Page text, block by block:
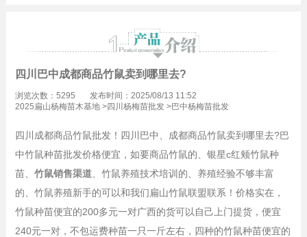
四川巴中成都商品竹鼠卖到哪里去?
浏览次数：5295
发布时间：2025/08/13 11:52
2025扁山杨梅苗木基地>四川杨梅苗批发>巴中杨梅苗批发
四川成都商品竹鼠批发！四川巴中、成都商品竹鼠卖到哪里去?巴
中竹鼠种苗批发价格便宜，如要商品竹鼠的、银星c红颊竹鼠种
苗、 竹鼠销售渠道、竹鼠养殖技术培训的、养殖经验不够丰富
的、竹鼠养殖新手的可以和我们扁山竹鼠联盟联系！价格实在，
竹鼠种苗便宜的200多元一对广西的货可以自己上门提货，便宜
240元一对，不包运费种苗一只一斤左右，四种的竹鼠种苗便宜的